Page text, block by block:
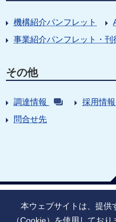
機構紹介パンフレット
事業紹介パンフレット・刊
その他
調達情報 採用情報
問合せ先
本ウェブサイトは、提供